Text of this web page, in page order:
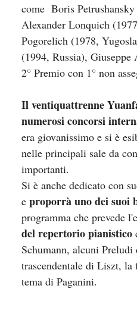
come Boris
Alexander Lonquich
Pogorelich (1978,
(1994, Russia),
2° Premio con 1° non
Il ventiquattrenne
numerosi concorsi
era giovanissimo e si è
nelle principali sale da
importanti.
Si è anche dedicato con
e proporrà uno dei suoi
programma che prevede
del repertorio pianistico
Schumann, alcuni
trascendentale di Liszt, la
tema di Paganini.